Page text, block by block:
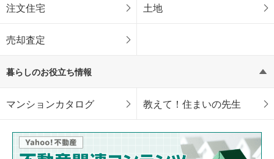
注文住宅 土地
売却査定
暮らしのお役立ち情報
マンションカタログ 教えて！住まいの先生